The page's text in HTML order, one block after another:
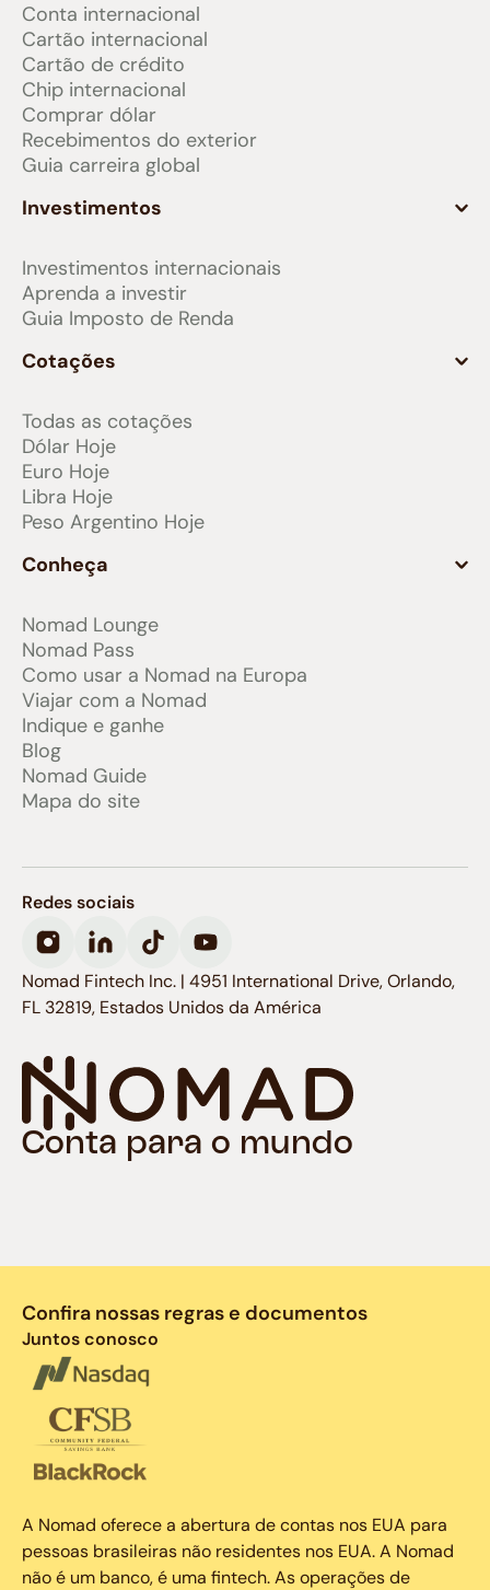
Conta internacional
Cartão internacional
Cartão de crédito
Chip internacional
Comprar dólar
Recebimentos do exterior
Guia carreira global
Investimentos
Investimentos internacionais
Aprenda a investir
Guia Imposto de Renda
Cotações
Todas as cotações
Dólar Hoje
Euro Hoje
Libra Hoje
Peso Argentino Hoje
Conheça
Nomad Lounge
Nomad Pass
Como usar a Nomad na Europa
Viajar com a Nomad
Indique e ganhe
Blog
Nomad Guide
Mapa do site
Conta para o mundo
Redes sociais
Nomad Fintech Inc. | 4951 International Drive, Orlando,
FL 32819, Estados Unidos da América
Confira nossas regras e documentos
Juntos conosco
A Nomad oferece a abertura de contas nos EUA para
pessoas brasileiras não residentes nos EUA. A Nomad
não é um banco, é uma fintech. As operações de